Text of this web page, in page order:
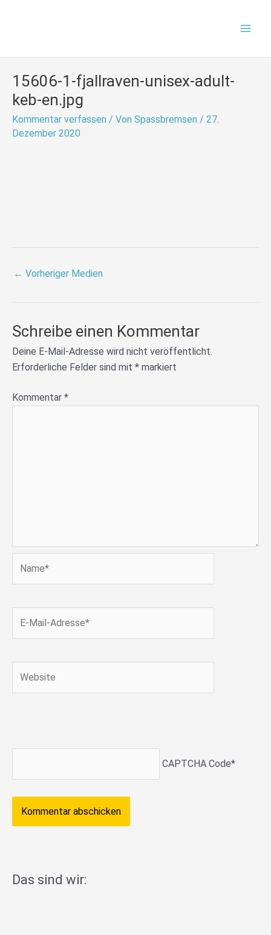
15606-1-fjallraven-unisex-adult-
keb-en.jpg
Kommentar verfassen / Von Spassbremsen / 27.
Dezember 2020
← Vorheriger Medien
Schreibe einen Kommentar
Deine E-Mail-Adresse wird nicht veröffentlicht.
Erforderliche Felder sind mit * markiert
Kommentar *
Mail-
CAPTCHA Code*
Das sind wir: